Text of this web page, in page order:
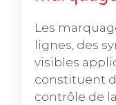
Les
lignes, des
visibles
constituent
contrôle de